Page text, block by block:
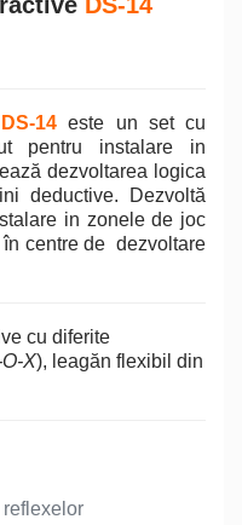
DS-14 este un set cu
pentru instalare in
dezvoltarea logica
deductive. Dezvoltă
in zonele de joc
centre de dezvoltare
cu diferite
X), leagăn flexibil din